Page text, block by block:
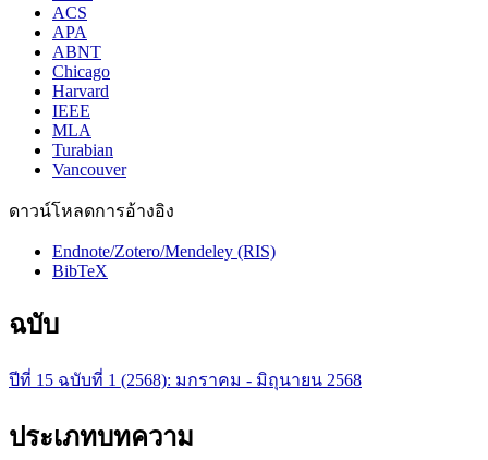
ACS
APA
ABNT
Chicago
Harvard
IEEE
MLA
Turabian
Vancouver
ดาวน์โหลดการอ้างอิง
Endnote/Zotero/Mendeley (RIS)
BibTeX
ฉบับ
ปีที่ 15 ฉบับที่ 1 (2568): มกราคม - มิถุนายน 2568
ประเภทบทความ